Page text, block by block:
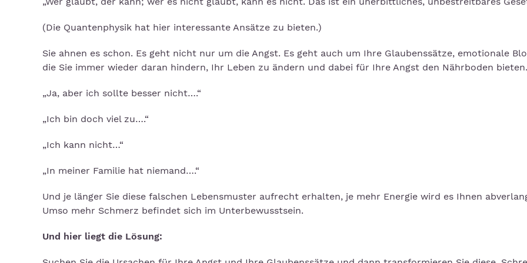
(Die Quantenphysik hat hier interessante Ansätze zu bieten.)
Sie ahnen es schon. Es geht nicht nur um die Angst. Es geht auch um Ihre Glaubenssätze, emotionale
die Sie immer wieder daran hindern, Ihr Leben zu ändern und dabei für Ihre Angst den Nährboden bieten.
„Ja, aber ich sollte besser nicht….“
„Ich bin doch viel zu….“
„Ich kann nicht…“
„In meiner Familie hat niemand….“
Und je länger Sie diese falschen Lebensmuster aufrecht erhalten, je mehr Energie wird es Ihnen
Umso mehr Schmerz befindet sich im Unterbewusstsein.
Und hier liegt die Lösung: